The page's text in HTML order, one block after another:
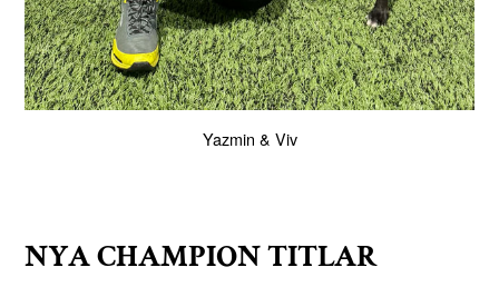
Yazmin & Viv
NYA CHAMPION TITLAR